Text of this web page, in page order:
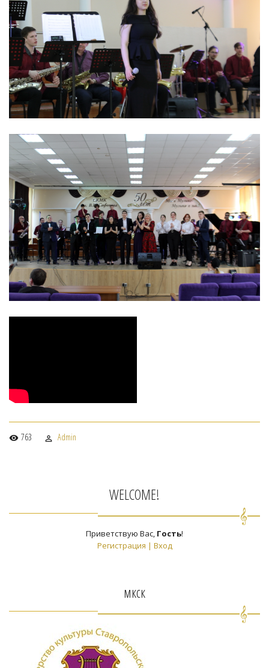
763 Admin
WELCOME!
Приветствую Вас, Гость!
Регистрация | Вход
мкск